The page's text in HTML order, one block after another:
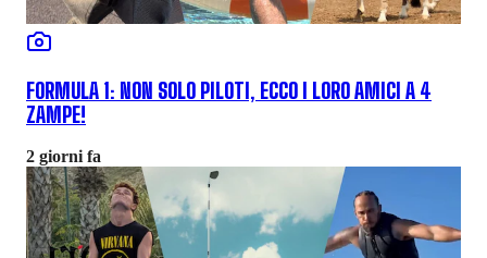
FORMULA 1: NON SOLO PILOTI, ECCO I LORO AMICI A 4
ZAMPE!
2 giorni fa